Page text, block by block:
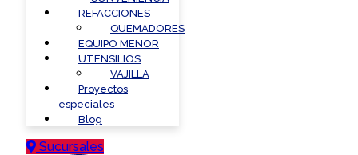
REFACCIONES
QUEMADORES
EQUIPO MENOR
UTENSILIOS
VAJILLA
Proyectos
especiales
Blog
Sucursales